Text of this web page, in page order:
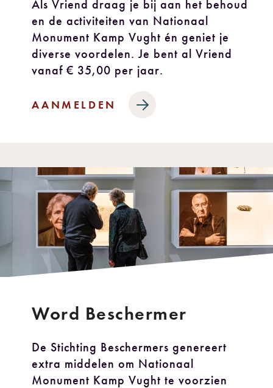
Als Vriend draag je bij aan het behoud
en de activiteiten van Nationaal
Monument Kamp Vught én geniet je
diverse voordelen. Je bent al Vriend
vanaf € 35,00 per jaar.
AANMELDEN
Word Beschermer
De Stichting Beschermers genereert
extra middelen om Nationaal
Monument Kamp Vught te voorzien